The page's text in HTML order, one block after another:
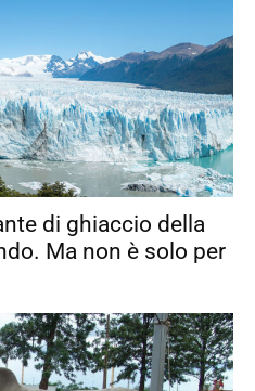
di ghiaccio della
Ma non è solo per